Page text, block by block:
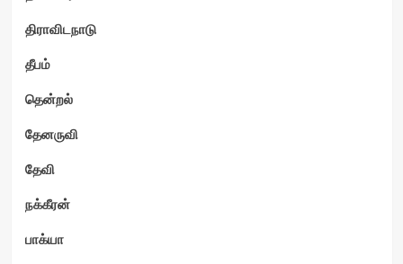
திராவிடநாடு
தீபம்
தென்றல்
தேனருவி
தேவி
நக்கீரன்
பாக்யா